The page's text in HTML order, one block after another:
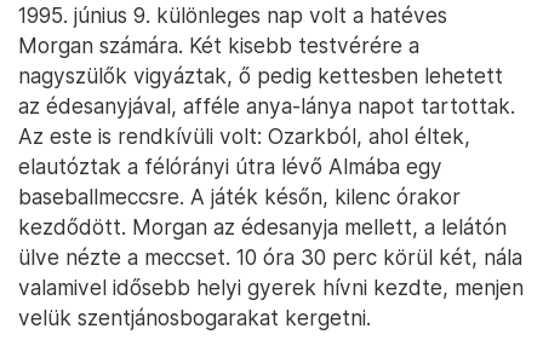
1995. június 9. különleges nap volt a hatéves
Morgan számára. Két kisebb testvérére a
nagyszülők vigyáztak, ő pedig kettesben lehetett
az édesanyjával, afféle anya-lánya napot tartottak.
Az este is rendkívüli volt: Ozarkból, ahol éltek,
elautóztak a félórányi útra lévő Almába egy
baseballmeccsre. A játék későn, kilenc órakor
kezdődött. Morgan az édesanyja mellett, a lelátón
ülve nézte a meccset. 10 óra 30 perc körül két, nála
valamivel idősebb helyi gyerek hívni kezdte, menjen
velük szentjánosbogarakat kergetni.